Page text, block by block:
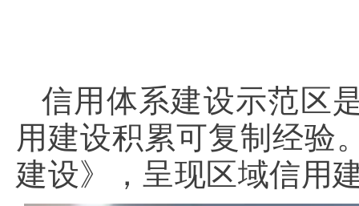
信用体系建设示范区
用建设积累可复制经验
建设》，呈现区域信用